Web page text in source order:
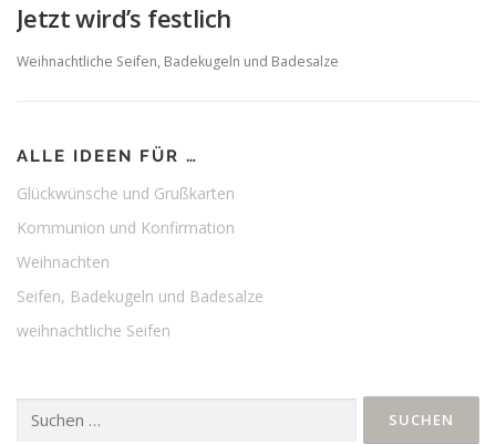
Jetzt wird’s festlich
Weihnachtliche Seifen, Badekugeln und Badesalze
ALLE IDEEN FÜR …
Glückwünsche und Grußkarten
Kommunion und Konfirmation
Weihnachten
Seifen, Badekugeln und Badesalze
weihnachtliche Seifen
nach: